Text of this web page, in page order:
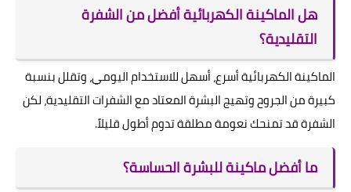
هل الماكينة الكهربائية أفضل من الشفرة
التقليدية؟
الماكينة الكهربائية أسرع، أسهل للاستخدام اليومي، وتقلل بنسبة
كبيرة من الجروح وتهيج البشرة المعتاد مع الشفرات التقليدية، لكن
الشفرة قد تمنحك نعومة مطلقة تدوم أطول قليلاً.
ما أفضل ماكينة للبشرة الحساسة؟